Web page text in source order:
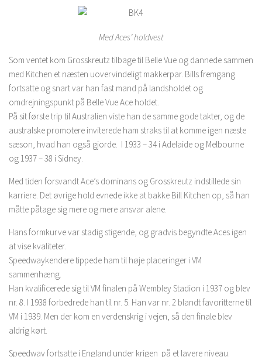
Med Aces’ holdvest
Som ventet kom Grosskreutz tilbage til Belle Vue og dannede sammen
med Kitchen et næsten uovervindeligt makkerpar. Bills fremgang
fortsatte og snart var han fast mand på landsholdet og
omdrejningspunkt på Belle Vue Ace holdet.
På sit første trip til Australien viste han de samme gode takter, og de
australske promotere inviterede ham straks til at komme igen næste
sæson, hvad han også gjorde. I 1933 – 34 i Adelaide og Melbourne
og 1937 – 38 i Sidney.
Med tiden forsvandt Ace’s dominans og Grosskreutz indstillede sin
karriere. Det øvrige hold evnede ikke at bakke Bill Kitchen op, så han
måtte påtage sig mere og mere ansvar alene.
Hans formkurve var stadig stigende, og gradvis begyndte Aces igen
at vise kvaliteter.
Speedwaykendere tippede ham til høje placeringer i VM
sammenhæng.
Han kvalificerede sig til VM finalen på Wembley Stadion i 1937 og blev
nr. 8. I 1938 forbedrede han til nr. 5. Han var nr. 2 blandt favoritterne til
VM i 1939. Men der kom en verdenskrig i vejen, så den finale blev
aldrig kørt.
Speedway fortsatte i England under krigen på et lavere niveau.